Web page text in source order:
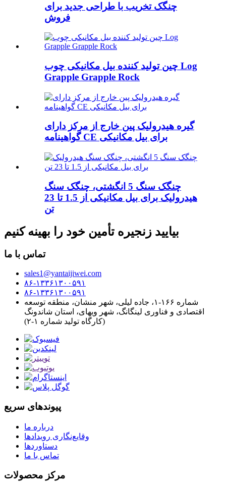
چنگک تخریب با طراحی جدید برای
فروش
چین تولید کننده بیل مکانیکی چوب Log
Grapple Grapple Rock
گیره هیدرولیک پین خارج از مرکز دارای
گواهینامه CE برای بیل مکانیکی
چنگک سنگ 5 انگشتی، چنگک سنگ
هیدرولیک برای بیل مکانیکی از 1.5 تا 23
تن
بیایید زنجیره تأمین خود را بهینه کنیم
تماس با ما
sales1@yantaijiwei.com
۸۶-۱۳۳۶۱۳۰۰۵۹۱
۸۶-۱۳۳۶۱۳۰۰۵۹۱
شماره ۱۶۶-۱، جاده لیلی، شهر منشان، منطقه توسعه
اقتصادی و فناوری لینگانگ، شهر ویهای، استان شاندونگ
(کارگاه تولید شماره ۱-۲)
پیوندهای سریع
درباره ما
وقایع‌نگاری رویدادها
دستاوردها
تماس با ما
مرکز محصولات